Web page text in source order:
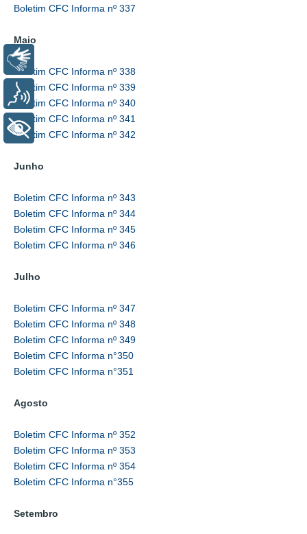
Boletim CFC Informa nº 337
Maio
Boletim CFC Informa nº 338
Boletim CFC Informa nº 339
Boletim CFC Informa nº 340
Boletim CFC Informa nº 341
Boletim CFC Informa nº 342
Junho
Boletim CFC Informa nº 343
Boletim CFC Informa nº 344
Boletim CFC Informa nº 345
Boletim CFC Informa nº 346
Julho
Boletim CFC Informa nº 347
Boletim CFC Informa nº 348
Boletim CFC Informa nº 349
Boletim CFC Informa n°350
Boletim CFC Informa n°351
Agosto
Boletim CFC Informa nº 352
Boletim CFC Informa nº 353
Boletim CFC Informa nº 354
Boletim CFC Informa n°355
Setembro
Voz